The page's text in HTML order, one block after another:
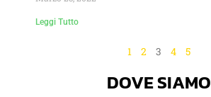
Leggi Tutto
1 2 3 4 5
DOVE SIAMO